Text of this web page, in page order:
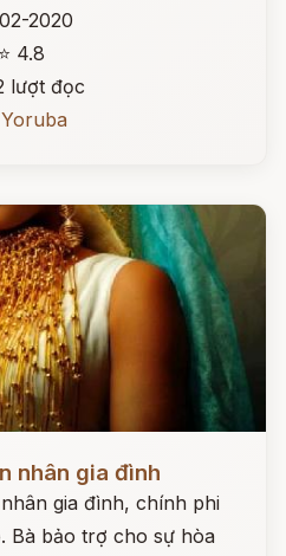
2020
⭐ 4.8
lượt đọc
nhân gia đình
gia đình, chính phi
Bà bảo trợ cho sự hòa